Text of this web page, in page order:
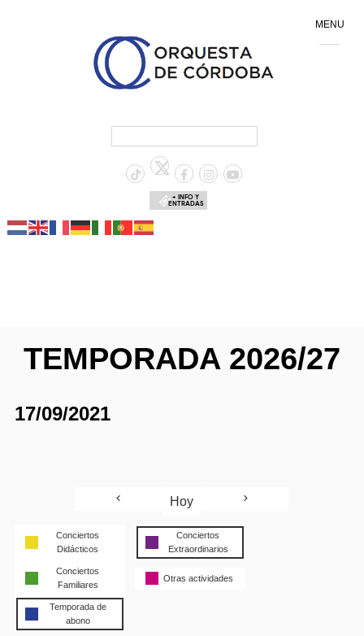
+ INFO Y
ENTRADAS
TEMPORADA 2026/27
17/09/2021
Hoy
Conciertos
Didácticos
Conciertos
Extraordinarios
Conciertos
Familiares
Otras actividades
Temporada de
abono
MENU